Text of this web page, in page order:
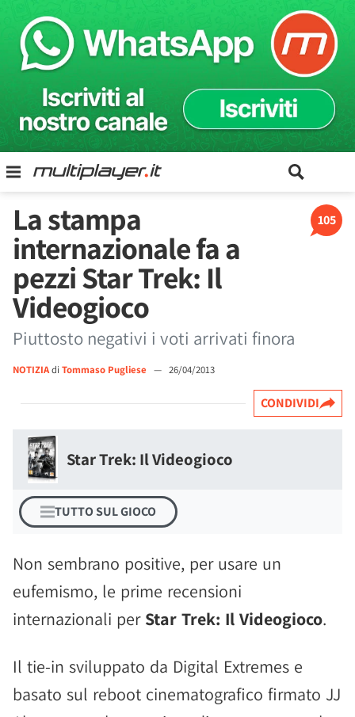
105
La stampa
internazionale fa a
pezzi Star Trek: Il
Videogioco
Piuttosto negativi i voti arrivati finora
NOTIZIAdi Tommaso Pugliese — 26/04/2013
CONDIVIDI
Star Trek: Il Videogioco
TUTTO SUL GIOCO
Non sembrano positive, per usare un
eufemismo, le prime recensioni
internazionali per Star Trek: Il Videogioco.
Il tie-in sviluppato da Digital Extremes e
basato sul reboot cinematografico firmato JJ